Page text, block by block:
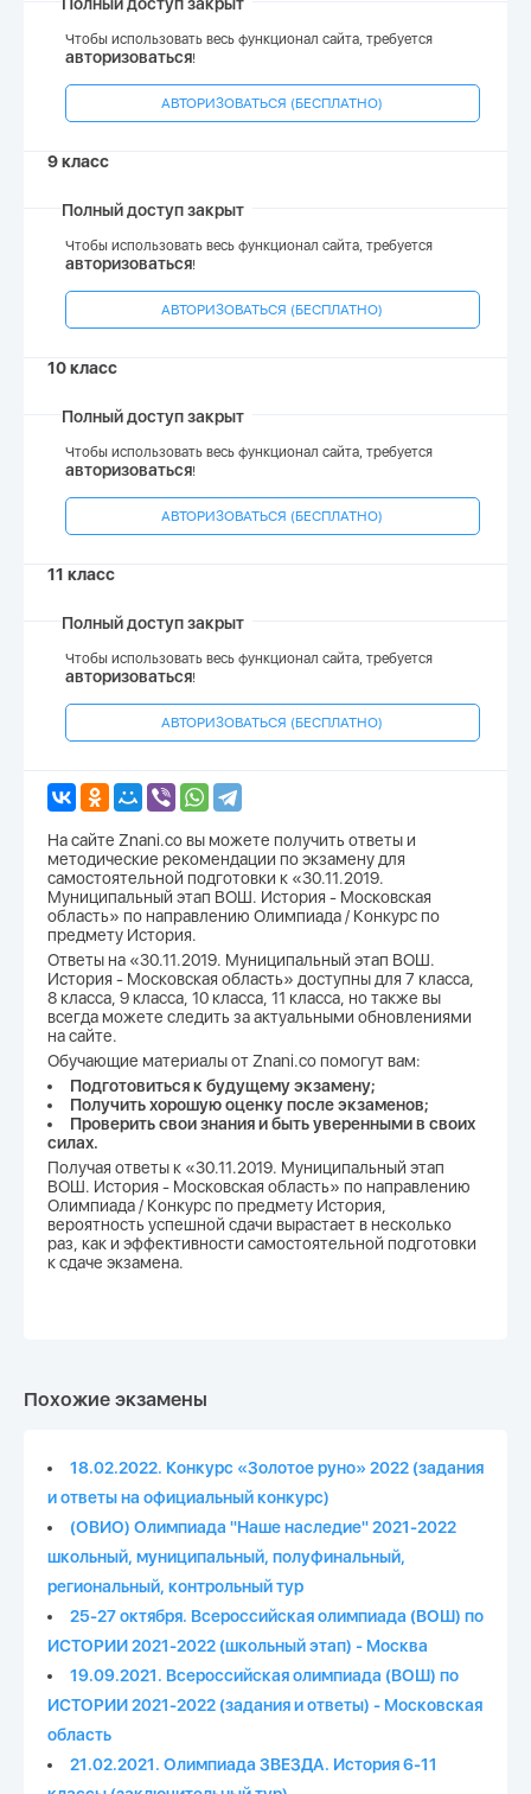
Чтобы использовать весь функционал сайта, требуется
авторизоваться!
АВТОРИЗОВАТЬСЯ (БЕСПЛАТНО)
9 класс
Полный доступ закрыт
Чтобы использовать весь функционал сайта, требуется
авторизоваться!
АВТОРИЗОВАТЬСЯ (БЕСПЛАТНО)
10 класс
Полный доступ закрыт
Чтобы использовать весь функционал сайта, требуется
авторизоваться!
АВТОРИЗОВАТЬСЯ (БЕСПЛАТНО)
11 класс
Полный доступ закрыт
Чтобы использовать весь функционал сайта, требуется
авторизоваться!
АВТОРИЗОВАТЬСЯ (БЕСПЛАТНО)
На сайте Znani.co вы можете получить ответы и
методические рекомендации по экзамену для
самостоятельной подготовки к «30.11.2019.
Муниципальный этап ВОШ. История - Московская
область» по направлению Олимпиада / Конкурс по
предмету История.
Ответы на «30.11.2019. Муниципальный этап ВОШ.
История - Московская область» доступны для 7 класса,
8 класса, 9 класса, 10 класса, 11 класса, но также вы
всегда можете следить за актуальными обновлениями
на сайте.
Обучающие материалы от Znani.co помогут вам:
Подготовиться к будущему экзамену;
Получить хорошую оценку после экзаменов;
Проверить свои знания и быть уверенными в своих
силах.
Получая ответы к «30.11.2019. Муниципальный этап
ВОШ. История - Московская область» по направлению
Олимпиада / Конкурс по предмету История,
вероятность успешной сдачи вырастает в несколько
раз, как и эффективности самостоятельной подготовки
к сдаче экзамена.
Похожие экзамены
18.02.2022. Конкурс «Золотое руно» 2022 (задания
и ответы на официальный конкурс)
(ОВИО) Олимпиада "Наше наследие" 2021-2022
школьный, муниципальный, полуфинальный,
региональный, контрольный тур
25-27 октября. Всероссийская олимпиада (ВОШ) по
ИСТОРИИ 2021-2022 (школьный этап) - Москва
19.09.2021. Всероссийская олимпиада (ВОШ) по
ИСТОРИИ 2021-2022 (задания и ответы) - Московская
область
21.02.2021. Олимпиада ЗВЕЗДА. История 6-11